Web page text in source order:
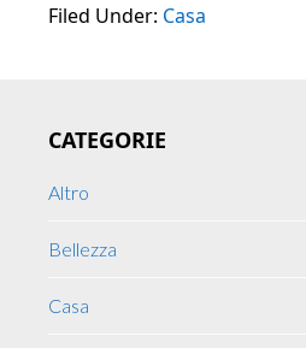
Filed Under: Casa
Sidebar
CATEGORIE
Altro
Bellezza
Casa